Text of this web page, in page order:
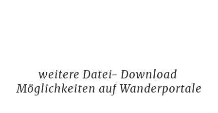
weitere Datei- Download
Möglichkeiten auf Wanderportale